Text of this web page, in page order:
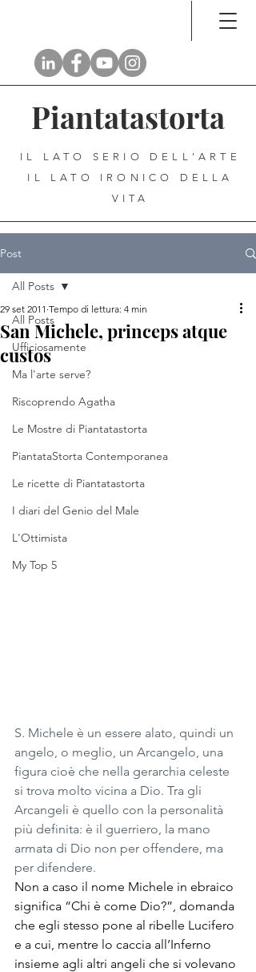
Piantatastorta
IL LATO SERIO DELL'ARTE
IL LATO IRONICO DELLA
VITA
Post
All Posts
Ufficiosamente
Ma l'arte serve?
Riscoprendo Agatha
Le Mostre di Piantatastorta
PiantataStorta Contemporanea
Le ricette di Piantatastorta
I diari del Genio del Male
L'Ottimista
My Top 5
All Posts
San Michele, princeps atque
custos
29 set 2011 Tempo di lettura: 4 min
S. Michele è un essere alato, quindi un
angelo, o meglio, un Arcangelo, una
figura cioè che nella gerarchia celeste
si trova molto vicina a Dio. Tra gli
Arcangeli è quello con la personalità
più definita: è il guerriero, la mano
armata di Dio non per offendere, ma
per difendere.
Non a caso il nome Michele in ebraico
significa “Chi è come Dio?”, domanda
che egli stesso pone al ribelle Lucifero
e a cui, mentre lo caccia all’Inferno
insieme agli altri angeli che si volevano